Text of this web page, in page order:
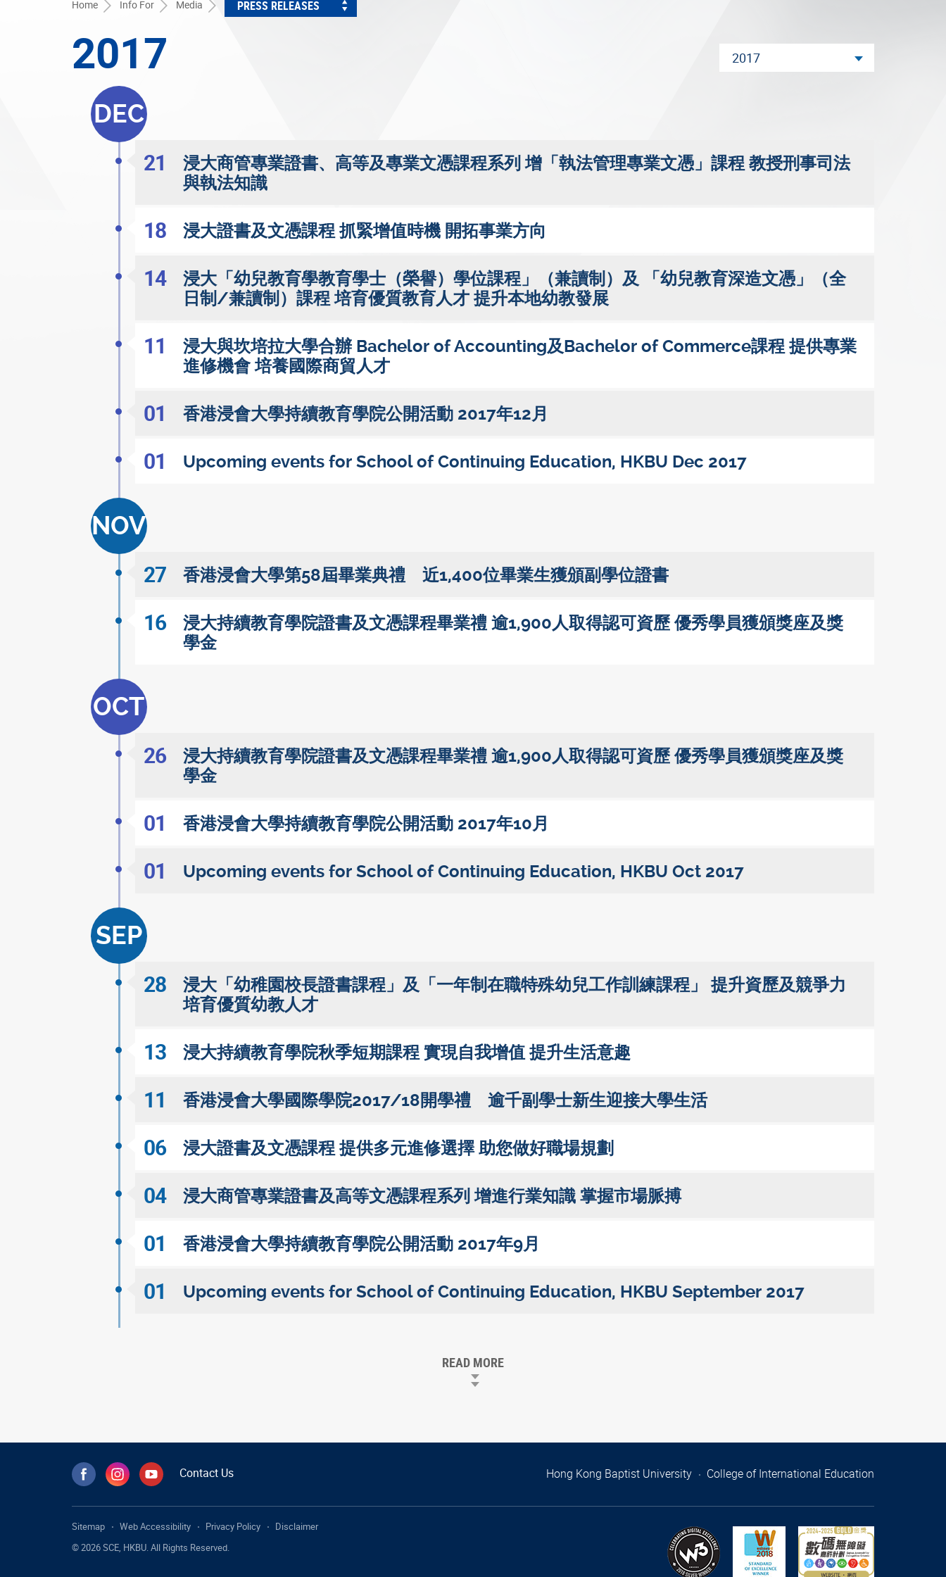
Home Info For Media PRESS RELEASES
2017 2017
DEC
21
浸大商管專業證書、高等及專業文憑課程系列 增「執法管理專業文憑」課程 教授刑事司法
與執法知識
18 浸大證書及文憑課程 抓緊增值時機 開拓事業方向
14
浸大「幼兒教育學教育學士（榮譽）學位課程」（兼讀制）及 「幼兒教育深造文憑」（全
日制/兼讀制）課程 培育優質教育人才 提升本地幼教發展
11
浸大與坎培拉大學合辦 Bachelor of Accounting及Bachelor of Commerce課程 提供專業
進修機會 培養國際商貿人才
01 香港浸會大學持續教育學院公開活動 2017年12月
01 Upcoming events for School of Continuing Education, HKBU Dec 2017
NOV
27 香港浸會大學第58屆畢業典禮 近1,400位畢業生獲頒副學位證書
16
浸大持續教育學院證書及文憑課程畢業禮 逾1,900人取得認可資歷 優秀學員獲頒獎座及獎
學金
OCT
26
浸大持續教育學院證書及文憑課程畢業禮 逾1,900人取得認可資歷 優秀學員獲頒獎座及獎
學金
01 香港浸會大學持續教育學院公開活動 2017年10月
01 Upcoming events for School of Continuing Education, HKBU Oct 2017
SEP
28
浸大「幼稚園校長證書課程」及「一年制在職特殊幼兒工作訓練課程」 提升資歷及競爭力
培育優質幼教人才
13 浸大持續教育學院秋季短期課程 實現自我增值 提升生活意趣
11 香港浸會大學國際學院2017/18開學禮 逾千副學士新生迎接大學生活
06 浸大證書及文憑課程 提供多元進修選擇 助您做好職場規劃
04 浸大商管專業證書及高等文憑課程系列 增進行業知識 掌握市場脈搏
01 香港浸會大學持續教育學院公開活動 2017年9月
01 Upcoming events for School of Continuing Education, HKBU September 2017
READ MORE
Contact Us Hong Kong Baptist University College of International Education
Sitemap Web Accessibility Privacy Policy
Disclaimer
© 2026 SCE, HKBU. All Rights Reserved.